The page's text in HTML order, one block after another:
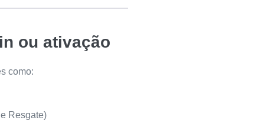
ou ativação
como:
Resgate)